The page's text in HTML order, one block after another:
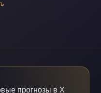
прогнозы в X